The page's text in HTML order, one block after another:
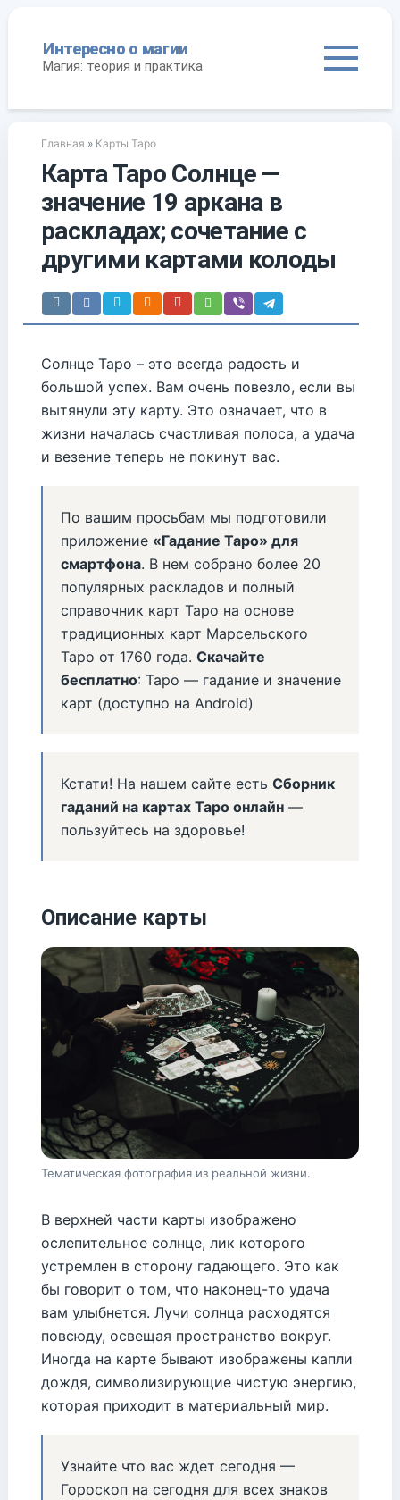
Интересно о магии
Магия: теория и практика
Главная » Карты Таро
Карта Таро Солнце —
значение 19 аркана в
раскладах; сочетание с
другими картами колоды
Солнце Таро – это всегда радость и
большой успех. Вам очень повезло, если вы
вытянули эту карту. Это означает, что в
жизни началась счастливая полоса, а удача
и везение теперь не покинут вас.
По вашим просьбам мы подготовили
приложение «Гадание Таро» для
смартфона. В нем собрано более 20
популярных раскладов и полный
справочник карт Таро на основе
традиционных карт Марсельского
Таро от 1760 года. Скачайте
бесплатно: Таро — гадание и значение
карт (доступно на Android)
Кстати! На нашем сайте есть Сборник
гаданий на картах Таро онлайн —
пользуйтесь на здоровье!
Описание карты
Тематическая фотография из реальной жизни.
В верхней части карты изображено
ослепительное солнце, лик которого
устремлен в сторону гадающего. Это как
бы говорит о том, что наконец-то удача
вам улыбнется. Лучи солнца расходятся
повсюду, освещая пространство вокруг.
Иногда на карте бывают изображены капли
дождя, символизирующие чистую энергию,
которая приходит в материальный мир.
Узнайте что вас ждет сегодня —
Гороскоп на сегодня для всех знаков